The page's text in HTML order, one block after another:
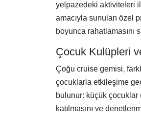
yelpazedeki aktiviteleri
amacıyla sunulan özel
boyunca
Çocuk Kulüpleri
Çoğu cruise gemisi,
çocuklarla etkileşime
bulunur: küçük çocuklar
katılmasını ve